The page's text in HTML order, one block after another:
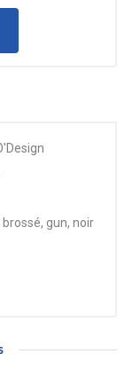
gun, noir